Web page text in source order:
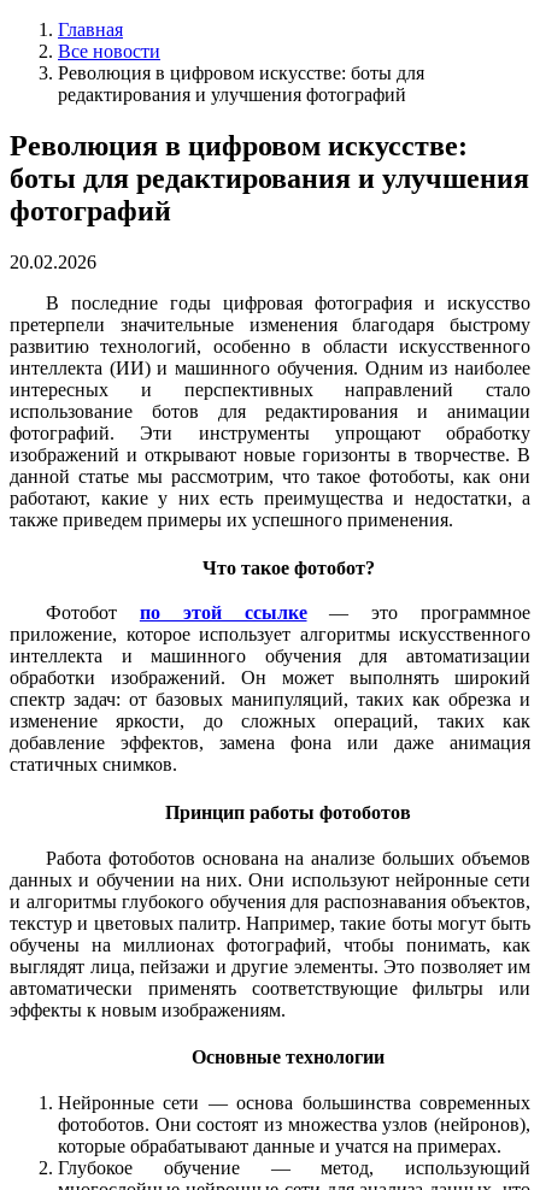
Главная
Все новости
Революция в цифровом искусстве: боты для
редактирования и улучшения фотографий
Революция в цифровом искусстве:
боты для редактирования и улучшения
фотографий
20.02.2026
В последние годы цифровая фотография и искусство
претерпели значительные изменения благодаря быстрому
развитию технологий, особенно в области искусственного
интеллекта (ИИ) и машинного обучения. Одним из наиболее
интересных и перспективных направлений стало
использование ботов для редактирования и анимации
фотографий. Эти инструменты упрощают обработку
изображений и открывают новые горизонты в творчестве. В
данной статье мы рассмотрим, что такое фотоботы, как они
работают, какие у них есть преимущества и недостатки, а
также приведем примеры их успешного применения.
Что такое фотобот?
Фотобот по этой ссылке— это программное
приложение, которое использует алгоритмы искусственного
интеллекта и машинного обучения для автоматизации
обработки изображений. Он может выполнять широкий
спектр задач: от базовых манипуляций, таких как обрезка и
изменение яркости, до сложных операций, таких как
добавление эффектов, замена фона или даже анимация
статичных снимков.
Принцип работы фотоботов
Работа фотоботов основана на анализе больших объемов
данных и обучении на них. Они используют нейронные сети
и алгоритмы глубокого обучения для распознавания объектов,
текстур и цветовых палитр. Например, такие боты могут быть
обучены на миллионах фотографий, чтобы понимать, как
выглядят лица, пейзажи и другие элементы. Это позволяет им
автоматически применять соответствующие фильтры или
эффекты к новым изображениям.
Основные технологии
Нейронные сети — основа большинства современных
фотоботов. Они состоят из множества узлов (нейронов),
которые обрабатывают данные и учатся на примерах.
Глубокое обучение — метод, использующий